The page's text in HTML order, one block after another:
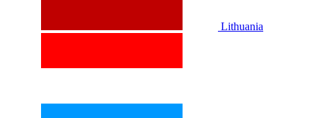
Lithuania